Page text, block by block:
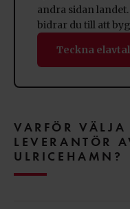
andra sidan
bidrar du till att
Teckna
VARFÖR
LEVERANTÖR
ULRICEHAMN?